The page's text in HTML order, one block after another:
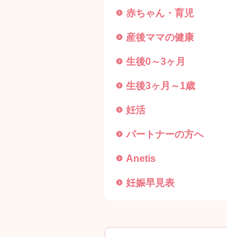
赤ちゃん・育児
産後ママの健康
生後0～3ヶ月
生後3ヶ月～1歳
妊活
パートナーの方へ
Anetis
妊娠早見表